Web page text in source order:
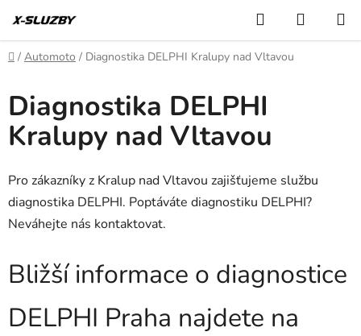
na
obsah
Hledat
KOŠÍK
Domů
/ Automoto / Diagnostika DELPHI Kralupy nad Vltavou
Diagnostika DELPHI
Kralupy nad Vltavou
Pro zákazníky z Kralup nad Vltavou zajišťujeme službu
diagnostika DELPHI. Poptáváte diagnostiku DELPHI?
Neváhejte nás kontaktovat.
Bližší informace o diagnostice
DELPHI Praha najdete na